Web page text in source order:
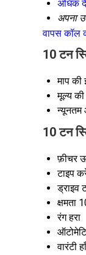
अधिक
अपना
वापस कॉल
10 टन
माप की
मूल्य की
न्यूनतम
10 टन
फ़ीचर
टाइप
ड्राइव
क्षमता
रंग हरा
वारंटी हाँ